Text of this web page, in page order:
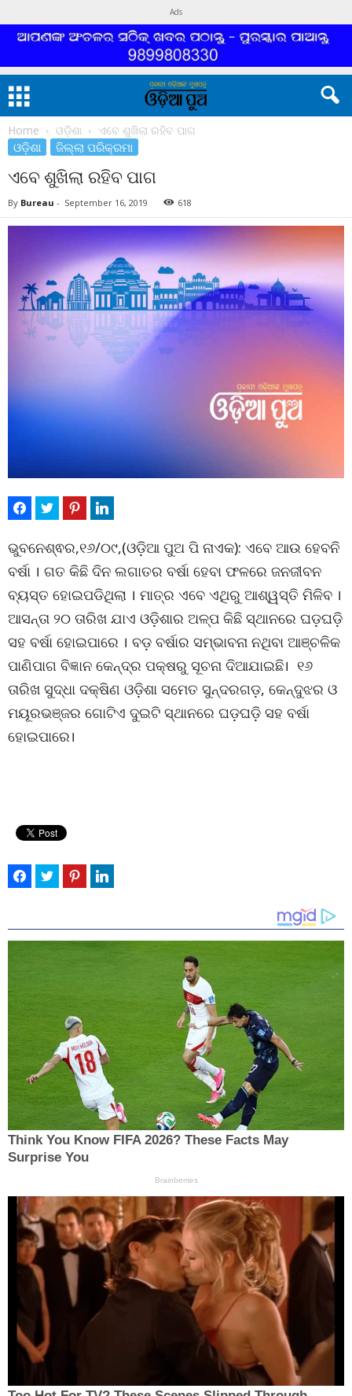
Ads
Home ଓଡ଼ିଶା ଏବେ ଶୁଖିଲା ରହିବ ପାଗ
ଓଡ଼ିଶା ଜିଲ୍ଲା ପରିକ୍ରମା
ଏବେ ଶୁଖିଲା ରହିବ ପାଗ
By Bureau - September 16, 2019 618
ଭୁବନେଶ୍ଵର,୧୬/୦୯,(ଓଡ଼ିଆ ପୁଅ ପି ନାଏକ): ଏବେ ଆଉ ହେବନି
ବର୍ଷା । ଗତ କିଛି ଦିନ ଲଗାତର ବର୍ଷା ହେବା ଫଳରେ ଜନଜୀବନ
ବ୍ୟସ୍ତ ହୋଇପଡିଥିଲା । ମାତ୍ର ଏବେ ଏଥିରୁ ଆଶ୍ୱସ୍ତି ମିଳିବ ।
ଆସନ୍ତା ୨୦ ତାରିଖ ଯାଏ ଓଡ଼ିଶାର ଅଳ୍ପ କିଛି ସ୍ଥାନରେ ଘଡ଼ଘଡ଼ି
ସହ ବର୍ଷା ହୋଇପାରେ । ବଡ଼ ବର୍ଷାର ସମ୍ଭାବନା ନଥିବା ଆଞ୍ଚଳିକ
ପାଣିପାଗ ବିଜ୍ଞାନ କେନ୍ଦ୍ର ପକ୍ଷରୁ ସୂଚନା ଦିଆଯାଇଛି। ୧୬
ତାରିଖ ସୁଦ୍ଧା ଦକ୍ଷିଣ ଓଡ଼ିଶା ସମେତ ସୁନ୍ଦରଗଡ଼, କେନ୍ଦୁଝର ଓ
ମୟୂରଭଞ୍ଜର ଗୋଟିଏ ଦୁଇଟି ସ୍ଥାନରେ ଘଡ଼ଘଡ଼ି ସହ ବର୍ଷା
ହୋଇପାରେ।